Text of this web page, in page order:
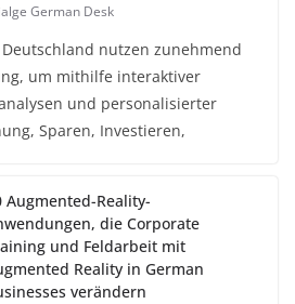
German Desk
Deutschland nutzen zunehmend
um mithilfe interaktiver
und personalisierter
Sparen, Investieren,
Augmented-Reality-
die Corporate
und Feldarbeit mit
Reality in German
verändern